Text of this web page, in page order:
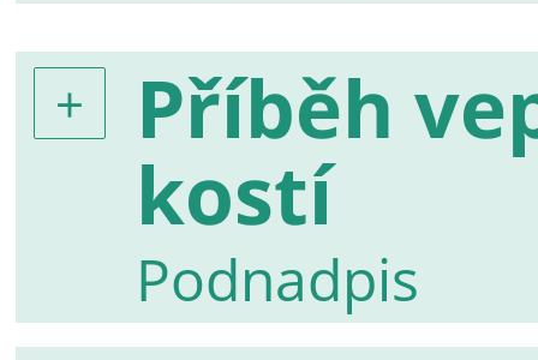
Příběh
kostí
Podnadpis